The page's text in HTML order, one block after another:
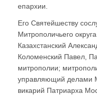
епархии.
Его Святейшеству
Митрополичьего
Казахстанский
Коломенский Павел,
митрополии;
управляющий делами
викарий Патриарха